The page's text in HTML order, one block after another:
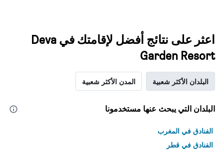
اعثر على نتائج أفضل لإقامتك في Deva
Garden Resort
البلدان الأكثر شعبية المدن الأكثر شعبية
البلدان التي يبحث عنها مستخدمونا
الفنادق في المغرب
الفنادق في قطر